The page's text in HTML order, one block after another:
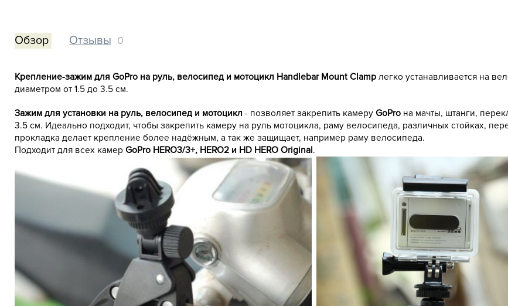
Обзор Отзывы 0
Крепление-зажим для GoPro на руль, велосипед и мотоцикл Handlebar Mount Clamp легко устанавливается на
диаметром от 1.5 до 3.5 см.
Зажим для установки на руль, велосипед и мотоцикл - позволяет закрепить камеру GoPro на мачты, штанги,
3.5 см. Идеально подходит, чтобы закрепить камеру на руль мотоцикла, раму велосипеда, различных стойках,
прокладка делает крепление более надёжным, а так же защищает, например раму велосипеда.
Подходит для всех камер GoPro HERO3/3+, HERO2 и HD HERO Original.